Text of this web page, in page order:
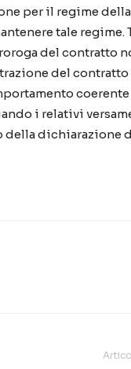
per il regime
tale regime.
del contratto
del
coerente
i relativi
della dichiarazione